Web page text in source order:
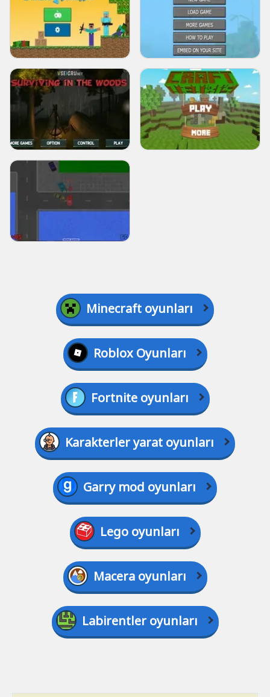
Minecraft oyunları
Roblox Oyunları
Fortnite oyunları
Karakterler yarat oyunları
Garry mod oyunları
Lego oyunları
Macera oyunları
Labirentler oyunları